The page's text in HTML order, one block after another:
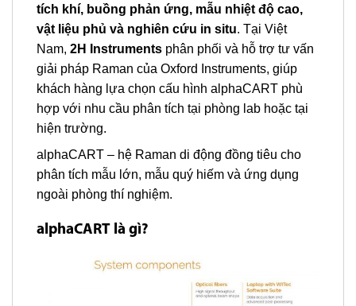
tích khí, buồng phản ứng, mẫu nhiệt độ cao,
vật liệu phủ và nghiên cứu in situ. Tại Việt
Nam, 2H Instruments phân phối và hỗ trợ tư vấn
giải pháp Raman của Oxford Instruments, giúp
khách hàng lựa chọn cấu hình alphaCART phù
hợp với nhu cầu phân tích tại phòng lab hoặc tại
hiện trường.
alphaCART – hệ Raman di động đồng tiêu cho
phân tích mẫu lớn, mẫu quý hiếm và ứng dụng
ngoài phòng thí nghiệm.
alphaCART là gì?